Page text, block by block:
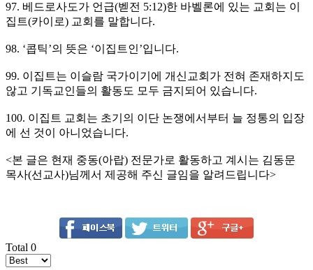
97. 베드로사도가 언급(벧전 5:12)한 바벨론에 있는 교회는 이
집트(카이로) 교회를 말합니다.
98. ‘콥틱’의 뜻은 ‘이집트인’입니다.
99. 이집트는 이슬람 국가이기에 개신교회가 전혀 존재하지도
않고 기독교인들의 활동도 모두 금지되어 있습니다.
100. 이집트 교회는 초기의 이단 논쟁에서부터 늘 정통의 입장
에 선 것이 아니었습니다.
<본 글은 현재 중동(아랍) 전문가로 활동하고 계시는 김동문
목사(선교사)님께서 제공해 주신 글임을 알려드립니다>
Total 0